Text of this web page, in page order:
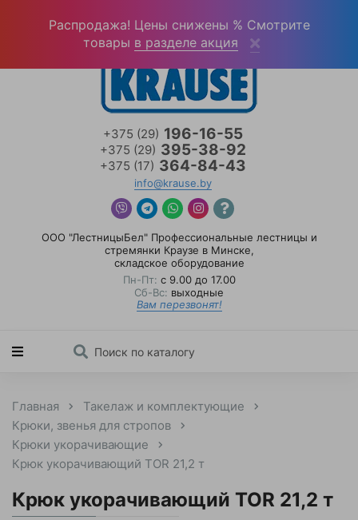
+375 (29) 196-16-55
+375 (29) 395-38-92
+375 (17) 364-84-43
info@krause.by
ООО "ЛестницыБел" Профессиональные лестницы и
стремянки Краузе в Минске,
складское оборудование
Пн-Пт: с 9.00 до 17.00
Сб-Вс: выходные
Вам перезвонят!
Главная
Такелаж и комплектующие
Крюки, звенья для стропов
Крюки укорачивающие
Крюк укорачивающий TOR 21,2 т
Крюк укорачивающий TOR 21,2 т
Распродажа! Цены снижены % Смотрите
товары в разделе акция